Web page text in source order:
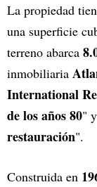
La propiedad
una superficie
terreno abarca
inmobiliaria
International
de los años 80"
restauración".
Construida en